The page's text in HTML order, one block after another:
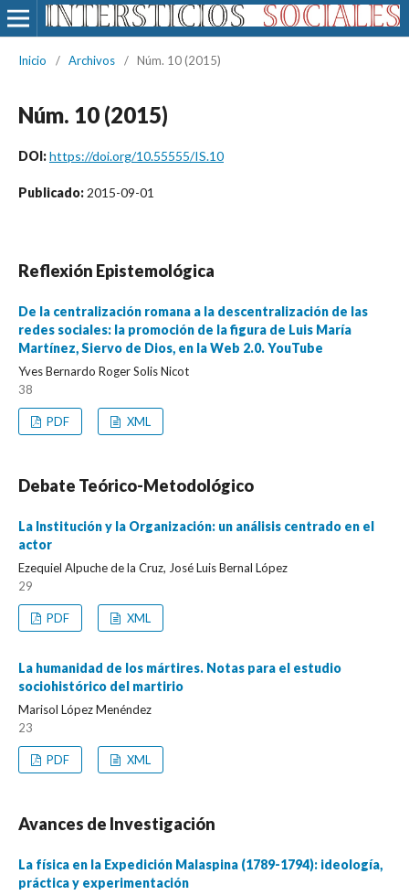
Inicio / Archivos / Núm. 10 (2015)
Núm. 10 (2015)
DOI:https://doi.org/10.55555/IS.10
Publicado: 2015-09-01
Reflexión Epistemológica
De la centralización romana a la descentralización de las
redes sociales: la promoción de la figura de Luis María
Martínez, Siervo de Dios, en la Web 2.0. YouTube
Yves Bernardo Roger Solis Nicot
38
PDF XML
Debate Teórico-Metodológico
La Institución y la Organización: un análisis centrado en el
actor
Ezequiel Alpuche de la Cruz, José Luis Bernal López
29
PDF XML
La humanidad de los mártires. Notas para el estudio
sociohistórico del martirio
Marisol López Menéndez
23
PDF XML
Avances de Investigación
La física en la Expedición Malaspina (1789-1794): ideología,
práctica y experimentación